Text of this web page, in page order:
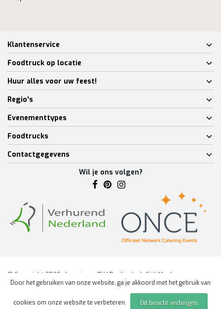
Klantenservice
Foodtruck op locatie
Huur alles voor uw feest!
Regio's
Evenementtypes
Foodtrucks
Contactgegevens
Wil je ons volgen?
© Copyright 2026 - Lumineux BV | Realisatie
InStijl Media
Algemene voorwaarden|Disclaimer|Privacy Policy|Sitemap |
Door het gebruiken van onze website, ga je akkoord met het gebruik van
cookies om onze website te verbeteren. Dit bericht verbergen